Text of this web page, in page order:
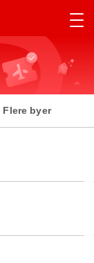
Flere byer